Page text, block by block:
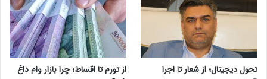
تحول دیجیتال؛ از شعار تا اجرا
از تورم تا اقساط؛ چرا بازار وام داغ